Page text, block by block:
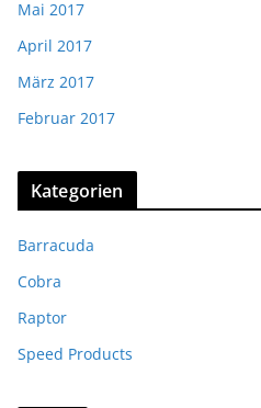
Mai 2017
April 2017
März 2017
Februar 2017
Kategorien
Barracuda
Cobra
Raptor
Speed Products